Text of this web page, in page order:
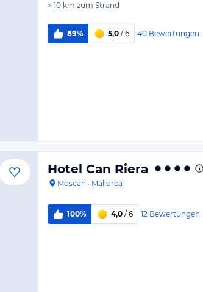
> 10 km zum Strand
89% 5,0 / 6 40 Bewertungen
Hotel Can Riera
Moscari · Mallorca
100% 4,0 / 6 12 Bewertungen